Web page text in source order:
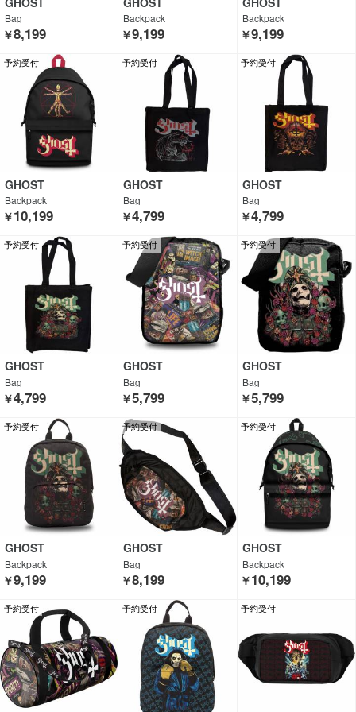
Bag
￥8,199
Backpack
￥9,199
Backpack
￥9,199
予約受付
GHOST
Backpack
￥10,199
予約受付
GHOST
Bag
￥4,799
予約受付
GHOST
Bag
￥4,799
予約受付
GHOST
Bag
￥4,799
予約受付
GHOST
Bag
￥5,799
予約受付
GHOST
Bag
￥5,799
予約受付
GHOST
Backpack
￥9,199
予約受付
GHOST
Bag
￥8,199
予約受付
GHOST
Backpack
￥10,199
予約受付 予約受付 予約受付